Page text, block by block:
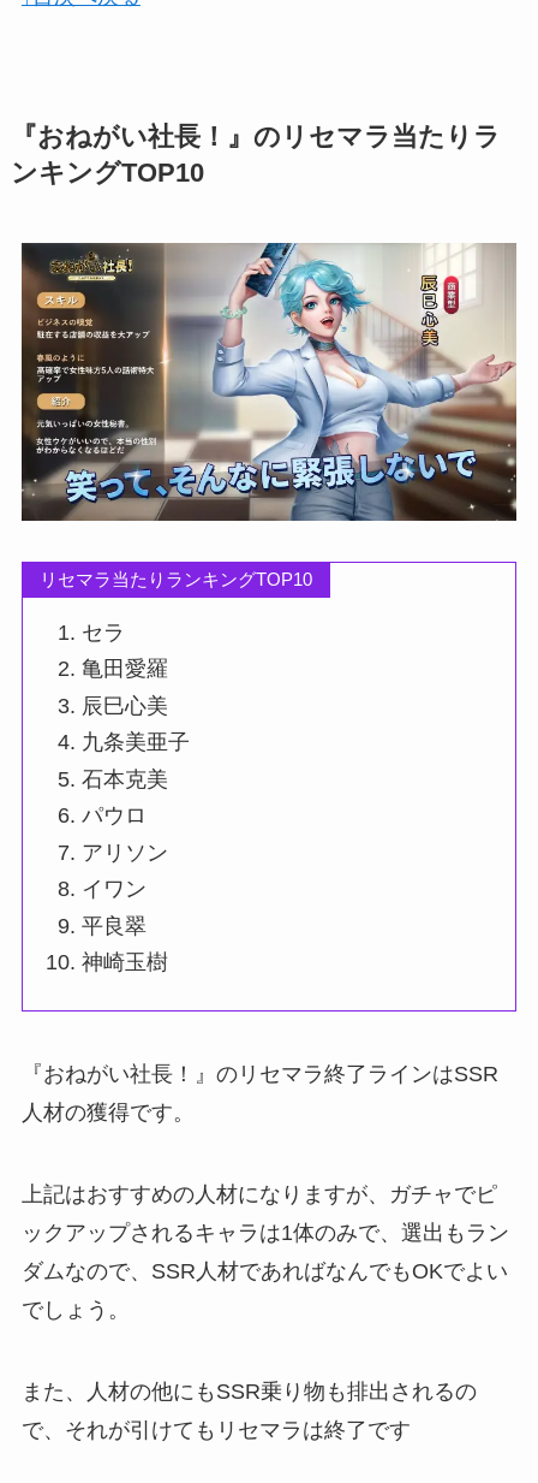
『おねがい社長！』のリセマラ当たりラ
ンキングTOP10
リセマラ当たりランキングTOP10
セラ
亀田愛羅
辰巳心美
九条美亜子
石本克美
パウロ
アリソン
イワン
平良翠
神崎玉樹
『おねがい社長！』のリセマラ終了ラインはSSR
人材の獲得です。
上記はおすすめの人材になりますが、ガチャでピ
ックアップされるキャラは1体のみで、選出もラン
ダムなので、SSR人材であればなんでもOKでよい
でしょう。
また、人材の他にもSSR乗り物も排出されるの
で、それが引けてもリセマラは終了です